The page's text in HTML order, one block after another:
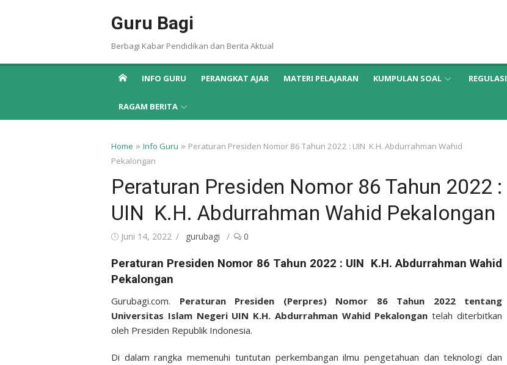
Guru Bagi
Berbagi Kabar Pendidikan dan Berita Aktual
INFO GURU PERANGKAT AJAR MATERI PELAJARAN KUMPULAN SOAL REGULASI
RAGAM BERITA
Home » Info Guru » Peraturan Presiden Nomor 86 Tahun 2022 : UIN K.H. Abdurrahman Wahid
Pekalongan
Peraturan Presiden Nomor 86 Tahun 2022 :
UIN K.H. Abdurrahman Wahid Pekalongan
Posted
Juni 14, 2022 Author
gurubagi 0
Peraturan Presiden Nomor 86 Tahun 2022 : UIN K.H. Abdurrahman Wahid
Pekalongan
Gurubagi.com. Peraturan Presiden (Perpres) Nomor 86 Tahun 2022 tentang
Universitas Islam Negeri UIN K.H. Abdurrahman Wahid Pekalongantelah diterbitkan
oleh Presiden Republik Indonesia.
Di dalam rangka memenuhi tuntutan perkembangan ilmu pengetahuan dan teknologi dan